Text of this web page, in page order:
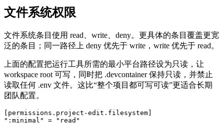
文件系统权限
文件系统条目使用 read、write、deny。更具体的条目覆盖更宽
泛的条目；同一路径上 deny 优先于 write，write 优先于 read。
上面的配置把运行工具所需的最小平台路径设为只读，让
workspace root 可写，同时把 .devcontainer 保持只读，并禁止
读取任何 .env 文件。这比“整个项目都可写可读”更适合长期
团队配置。
[permissions.project-edit.filesystem]
":minimal" = "read"